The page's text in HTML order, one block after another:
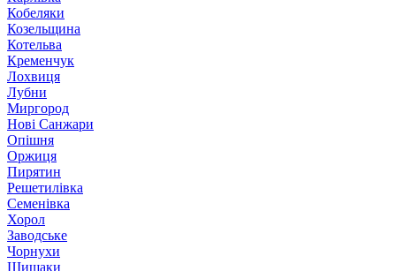
Кобеляки
Козельщина
Котельва
Кременчук
Лохвиця
Лубни
Миргород
Нові Санжари
Опішня
Оржиця
Пирятин
Решетилівка
Семенівка
Хорол
Заводське
Чорнухи
Шишаки